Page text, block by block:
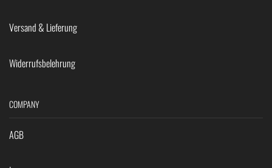
Versand & Lieferung
Widerrufsbelehrung
COMPANY
AGB